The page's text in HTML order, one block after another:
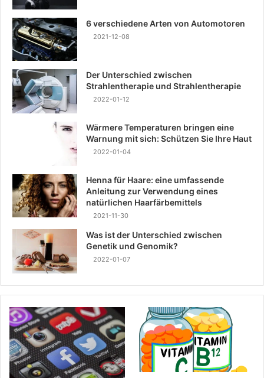
6 verschiedene Arten von Automotoren
2021-12-08
Der Unterschied zwischen
Strahlentherapie und Strahlentherapie
2022-01-12
Wärmere Temperaturen bringen eine
Warnung mit sich: Schützen Sie Ihre Haut
2022-01-04
Henna für Haare: eine umfassende
Anleitung zur Verwendung eines
natürlichen Haarfärbemittels
2021-11-30
Was ist der Unterschied zwischen
Genetik und Genomik?
2022-01-07